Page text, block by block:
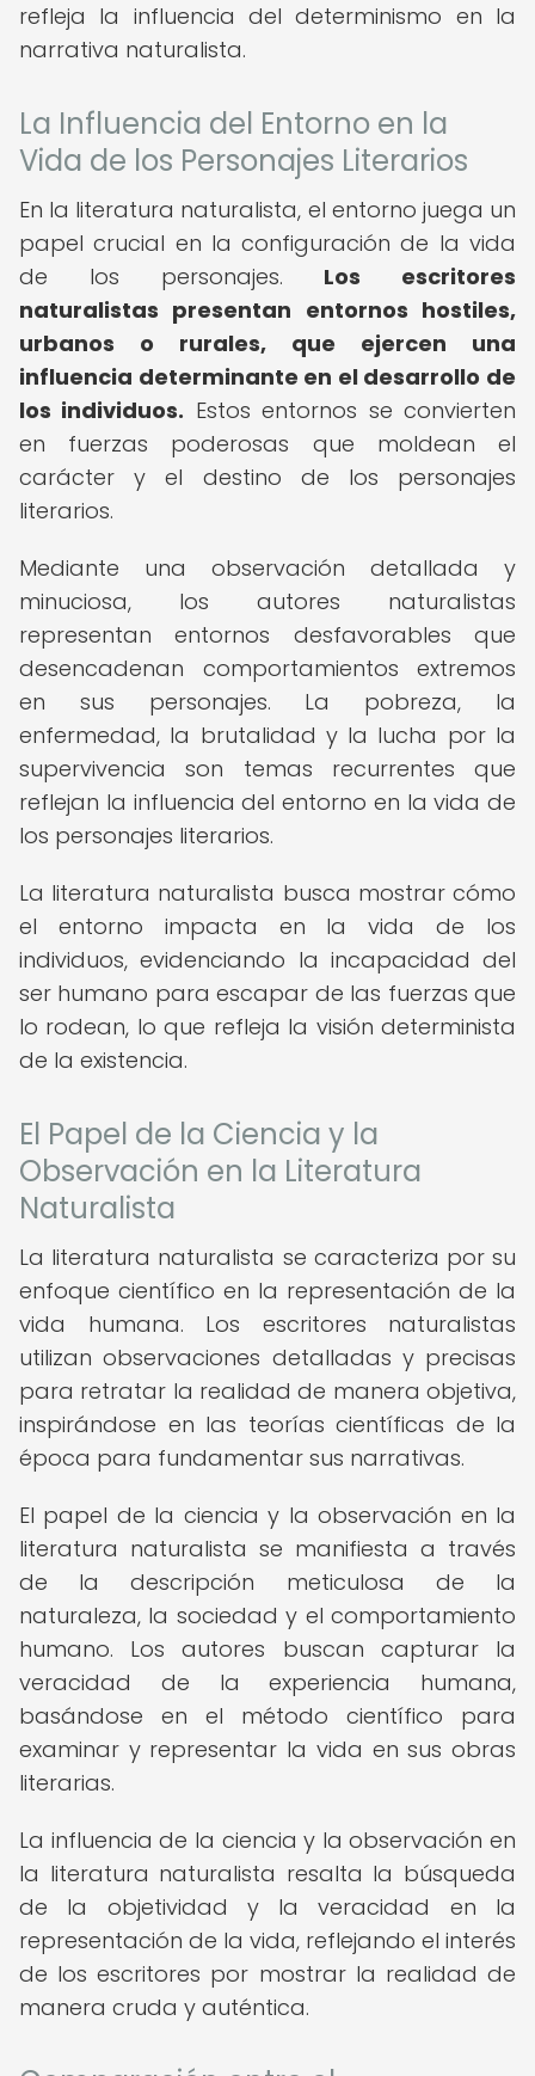
refleja la influencia del determinismo en la
narrativa naturalista.
La Influencia del Entorno en la
Vida de los Personajes Literarios
En la literatura naturalista, el entorno juega un
papel crucial en la configuración de la vida
de los personajes. Los escritores
naturalistas presentan entornos hostiles,
urbanos o rurales, que ejercen una
influencia determinante en el desarrollo de
los individuos. Estos entornos se convierten
en fuerzas poderosas que moldean el
carácter y el destino de los personajes
literarios.
Mediante una observación detallada y
minuciosa, los autores naturalistas
representan entornos desfavorables que
desencadenan comportamientos extremos
en sus personajes. La pobreza, la
enfermedad, la brutalidad y la lucha por la
supervivencia son temas recurrentes que
reflejan la influencia del entorno en la vida de
los personajes literarios.
La literatura naturalista busca mostrar cómo
el entorno impacta en la vida de los
individuos, evidenciando la incapacidad del
ser humano para escapar de las fuerzas que
lo rodean, lo que refleja la visión determinista
de la existencia.
El Papel de la Ciencia y la
Observación en la Literatura
Naturalista
La literatura naturalista se caracteriza por su
enfoque científico en la representación de la
vida humana. Los escritores naturalistas
utilizan observaciones detalladas y precisas
para retratar la realidad de manera objetiva,
inspirándose en las teorías científicas de la
época para fundamentar sus narrativas.
El papel de la ciencia y la observación en la
literatura naturalista se manifiesta a través
de la descripción meticulosa de la
naturaleza, la sociedad y el comportamiento
humano. Los autores buscan capturar la
veracidad de la experiencia humana,
basándose en el método científico para
examinar y representar la vida en sus obras
literarias.
La influencia de la ciencia y la observación en
la literatura naturalista resalta la búsqueda
de la objetividad y la veracidad en la
representación de la vida, reflejando el interés
de los escritores por mostrar la realidad de
manera cruda y auténtica.